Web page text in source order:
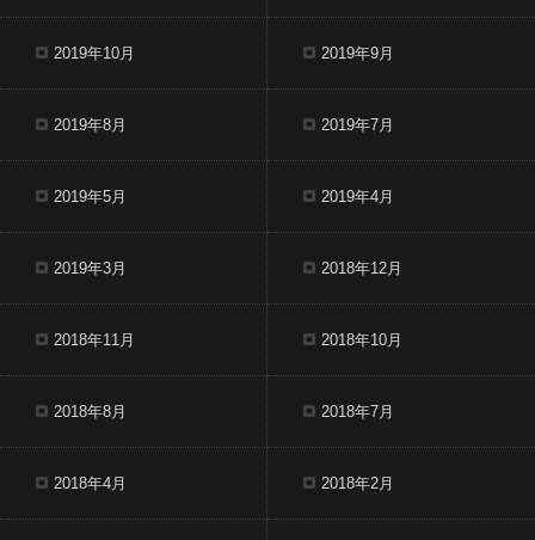
2019年10月 2019年9月
2019年8月 2019年7月
2019年5月 2019年4月
2019年3月 2018年12月
2018年11月 2018年10月
2018年8月 2018年7月
2018年4月 2018年2月